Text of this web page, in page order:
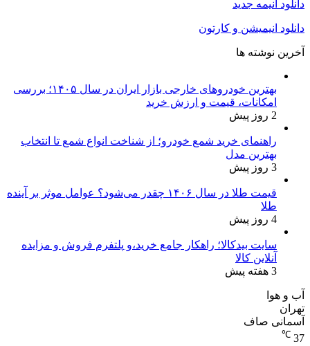
دانلود انیمه جدید
دانلود انیمیشن و کارتون
آخرین نوشته ها
بهترین خودروهای خارجی بازار ایران در سال ۱۴۰۵؛ بررسی
امکانات، قیمت و ارزش خرید
2 روز پیش
راهنمای خرید شمع خودرو؛ از شناخت انواع شمع تا انتخاب
بهترین مدل
3 روز پیش
قیمت طلا در سال ۱۴۰۶ چقدر می‌شود؟ عوامل موثر بر آینده
طلا
4 روز پیش
سایت بیدکالا؛ راهکار جامع خرید،و پلتفرم فروش و مزایده
آنلاین کالا
3 هفته پیش
آب و هوا
تهران
آسمانی صاف
37
℃